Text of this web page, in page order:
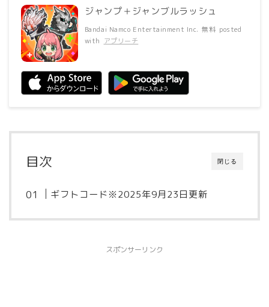
ジャンプ＋ジャンブルラッシュ
Bandai Namco Entertainment Inc. 無料 posted
with アプリーチ
閉じる
目次
ギフトコード※2025年9月23日更新
スポンサーリンク